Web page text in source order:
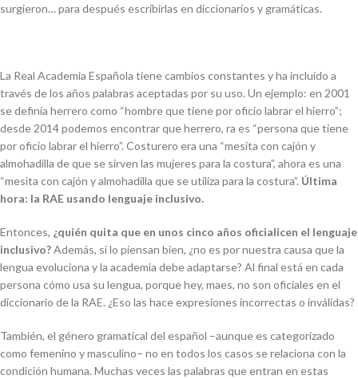
surgieron… para después escribirlas en diccionarios y gramáticas.
La Real Academia Española tiene cambios constantes y ha incluido a
través de los años palabras aceptadas por su uso. Un ejemplo: en 2001
se definía herrero como “hombre que tiene por oficio labrar el hierro”;
desde 2014 podemos encontrar queherrero, ra es “persona que tiene
por oficio labrar el hierro”. Costurero era una “mesita con cajón y
almohadilla de que se sirven las mujeres para la costura”, ahora es una
“mesita con cajón y almohadilla que se utiliza para la costura”. Última
hora: la RAE usando lenguaje inclusivo.
Entonces, ¿quién quita que en unos cinco años oficialicen el lenguaje
inclusivo?Además, si lo piensan bien, ¿no es por nuestra causa que la
lengua evoluciona y la academia debe adaptarse? Al final está en cada
persona cómo usa su lengua, porquehey, maes, no son oficiales en el
diccionario de la RAE. ¿Eso las hace expresiones incorrectas o inválidas?
También, el género gramatical del español –aunque es categorizado
como femenino y masculino– no en todos los casos se relaciona con la
condición humana. Muchas veces las palabras que entran en estas